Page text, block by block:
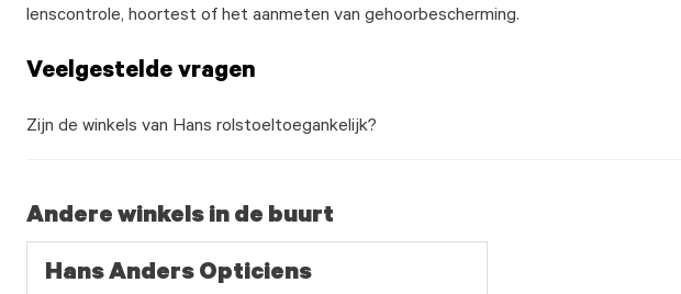
lenscontrole, hoortest of het aanmeten van gehoorbescherming.
Veelgestelde vragen
Zijn de winkels van Hans rolstoeltoegankelijk?
Andere winkels in de buurt
Hans Anders Opticiens